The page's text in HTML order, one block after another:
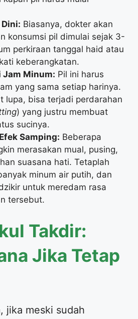
Biasanya, dokter akan
konsumsi pil dimulai sejak 3-
perkiraan tanggal haid atau
keberangkatan.
Minum: Pil ini harus
yang sama setiap harinya.
lupa, bisa terjadi perdarahan
) yang justru membuat
sucinya.
Samping: Beberapa
merasakan mual, pusing,
suasana hati. Tetaplah
minum air putih, dan
untuk meredam rasa
tersebut.
Takdir:
Jika Tetap
jika meski sudah